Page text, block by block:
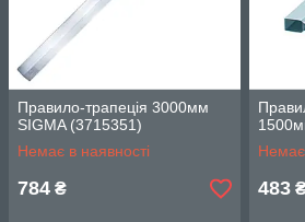
Правило-трапеція 3000мм
SIGMA (3715351)
Немає в наявності
784 ₴
Немає
483